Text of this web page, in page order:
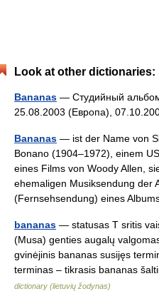
Look at other dictionaries:
Bananas — Студийный
25.08.2003 (Европа),
Bananas — ist der Name von
Bonano (1904–1972), einem
eines Films von Woody Allen,
ehemaligen Musiksendung der
(Fernsehsendung) eines
bananas — statusas T sritis
(Musa) genties augalų
gvinėjinis bananas susijęs
terminas – tikrasis bananas
dictionary (lietuvių žodynas)